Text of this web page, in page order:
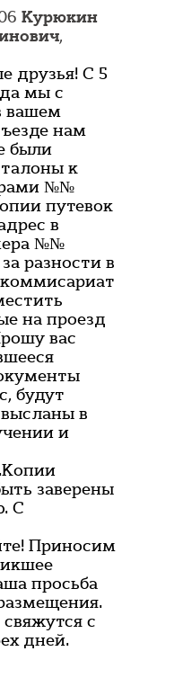
Курюкин
,
друзья! С 5
мы с
вашем
нам
были
к
№№
путевок
в
№№
разности в
на проезд
вас
будут
в
и
заверены
С
Приносим
просьба
с
дней.